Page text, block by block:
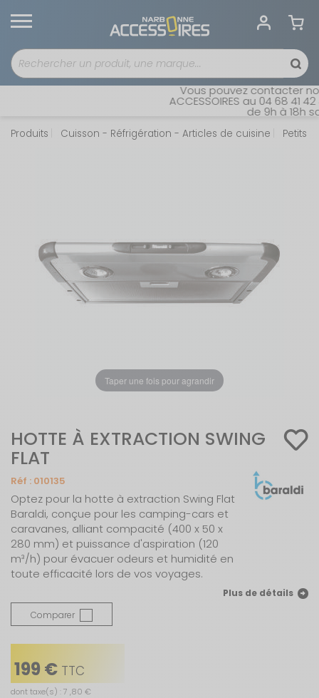
Vous pouvez contacter
ACCESSOIRES au 04 68 41
de 9h à 18h
Produits Cuisson - Réfrigération - Articles de cuisine Petits
Taper une fois pour agrandir
HOTTE À EXTRACTION SWING
FLAT
Réf : 010135
Optez pour la hotte à extraction Swing Flat
Baraldi, conçue pour les camping-cars et
caravanes, alliant compacité (400 x 50 x
280 mm) et puissance d'aspiration (120
m³/h) pour évacuer odeurs et humidité en
toute efficacité lors de vos voyages.
Plus de détails
Comparer
199 € TTC
dont taxe(s) : 7 ,80 €